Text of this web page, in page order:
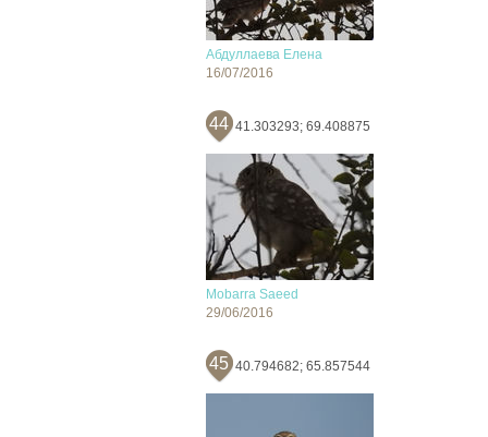
Абдуллаева Елена
16/07/2016
44 41.303293; 69.408875
Mobarra Saeed
29/06/2016
45 40.794682; 65.857544